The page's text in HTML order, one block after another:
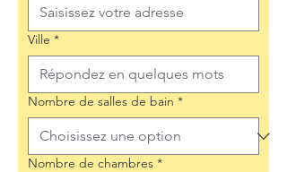
Ville *
Nombre de salles de bain *
Nombre de chambres *